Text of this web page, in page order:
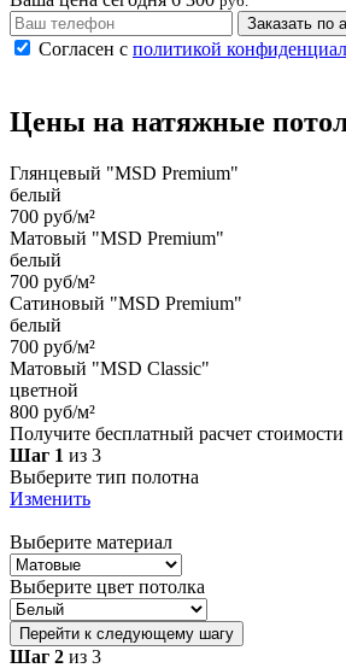
Заказать по
Согласен с политикой
Цены на натяжные
Глянцевый "MSD Premium"
белый
700 руб/м²
Матовый "MSD Premium"
белый
700 руб/м²
Сатиновый "MSD Premium"
белый
700 руб/м²
Матовый "MSD Classic"
цветной
800 руб/м²
Получите бесплатный расчет
Шаг 1 из 3
Выберите тип полотна
Изменить
Выберите материал
Выберите цвет потолка
Перейти к следующему шагу
Шаг 2 из 3